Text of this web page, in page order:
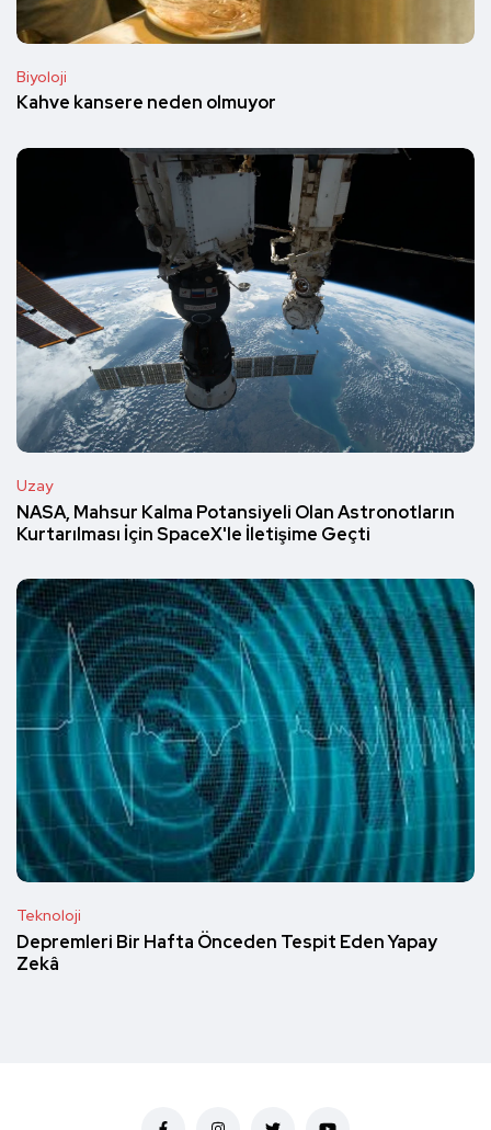
Biyoloji
Kahve kansere neden olmuyor
Uzay
NASA, Mahsur Kalma Potansiyeli Olan Astronotların
Kurtarılması İçin SpaceX'le İletişime Geçti
Teknoloji
Depremleri Bir Hafta Önceden Tespit Eden Yapay
Zekâ